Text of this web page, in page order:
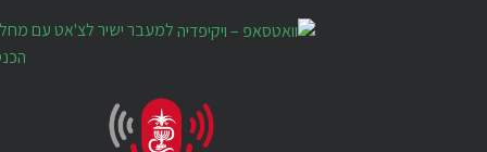
למעבר ישיר לצ'אט עם